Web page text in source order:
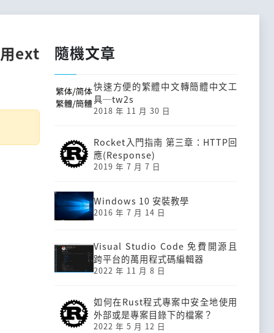
ext
隨機文章
快速方便的繁體中文轉簡體中文工
具─tw2s
2018 年 11 月 30 日
Rocket入門指南 第三章：HTTP回
應(Response)
2019 年 7 月 7 日
Windows 10 安裝教學
2016 年 7 月 14 日
Visual Studio Code 免費開源且
跨平台的萬用程式碼編輯器
2022 年 11 月 8 日
如何在Rust程式專案中安全地使用
外部或是專案目錄下的檔案？
2022 年 5 月 12 日